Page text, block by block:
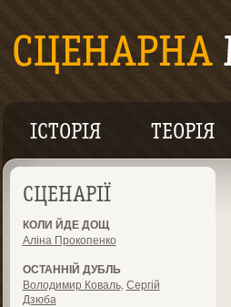
ІСТОРІЯ ТЕОРІЯ
СЦЕНАРІЇ
КОЛИ ЙДЕ ДОЩ
Аліна Прокопенко
ОСТАННІЙ ДУБЛЬ
Володимир Коваль, Сергій
Дзюба